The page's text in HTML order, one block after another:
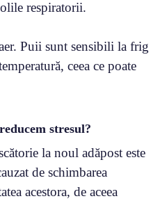
respiratorii.
Puii sunt sensibili la frig
ceea ce poate
stresul?
la noul adăpost este
de schimbarea
acestora, de aceea